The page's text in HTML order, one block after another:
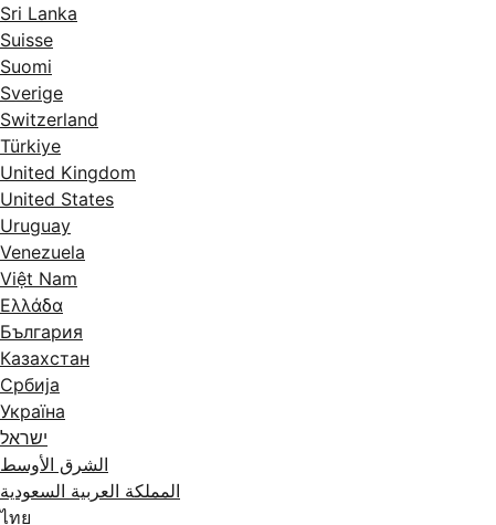
Sri Lanka
Suisse
Suomi
Sverige
Switzerland
Türkiye
United Kingdom
United States
Uruguay
Venezuela
Việt Nam
Ελλάδα
България
Казахстан
Србија
Україна
ישראל
الشرق الأوسط
المملكة العربية السعودية
ไทย